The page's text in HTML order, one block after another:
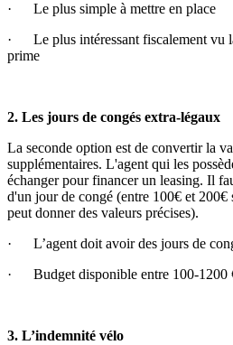
· Le plus simple à mettre en place
· Le plus intéressant fiscalement vu
prime
2. Les jours de congés extra-légaux
La seconde option est de convertir la
supplémentaires. L'agent qui les
échanger pour financer un leasing. Il
d'un jour de congé (entre 100€ et
peut donner des valeurs précises).
· L’agent doit avoir des jours de
· Budget disponible entre 100-1200
3. L’indemnité vélo